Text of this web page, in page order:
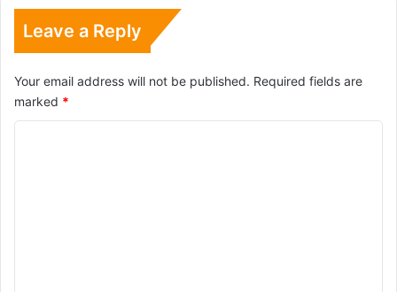
Leave a Reply
Your email address will not be published. Required fields are
marked *